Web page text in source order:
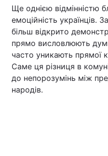
Ще однією відмінністю
емоційність українців.
більш відкрито
прямо висловлюють
часто уникають прямої
Саме ця різниця в
до непорозумінь між
народів.